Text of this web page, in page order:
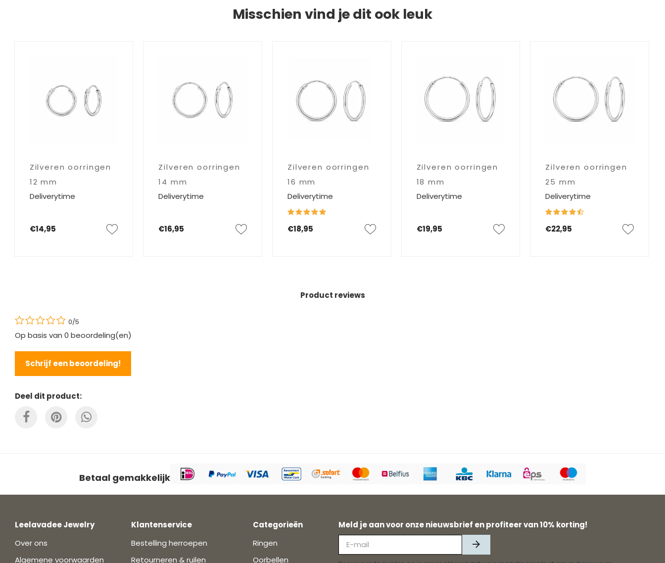
Misschien vind je dit ook leuk
Zilveren oorringen
12 mm
Deliverytime
€14,95
Zilveren oorringen
14 mm
Deliverytime
€16,95
Zilveren oorringen
16 mm
Deliverytime
€18,95
Zilveren oorringen
18 mm
Deliverytime
€19,95
Zilveren oorringen
25 mm
Deliverytime
€22,95
Product reviews
0/5
Op basis van 0 beoordeling(en)
Schrijf een beoordeling!
Deel dit product:
Betaal gemakkelijk
Leelavadee Jewelry
Over ons
Algemene voorwaarden
Klantenservice
Bestelling herroepen
Retourneren & ruilen
Categorieën
Ringen
Oorbellen
Meld je aan voor onze nieuwsbrief en profiteer van 10% korting!